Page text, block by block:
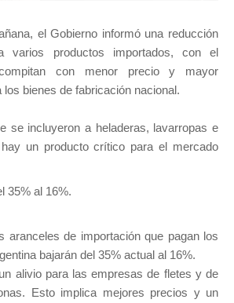
el Gobierno informó una reducción
varios productos importados, con el
con menor precio y mayor
los bienes de fabricación nacional.
se incluyeron a heladeras, lavarropas e
un producto crítico para el mercado
35% al 16%.
aranceles de importación que pagan los
bajarán del 35% actual al 16%.
alivio para las empresas de fletes y de
Esto implica mejores precios y un